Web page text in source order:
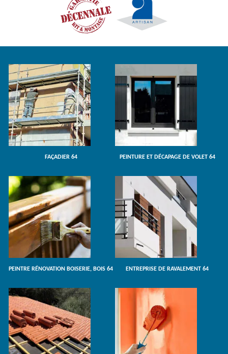
FAÇADIER 64 PEINTURE ET DÉCAPAGE DE VOLET 64
PEINTRE RÉNOVATION BOISERIE, BOIS 64 ENTREPRISE DE RAVALEMENT 64